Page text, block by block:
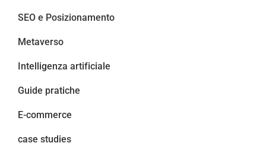
SEO e Posizionamento
Metaverso
Intelligenza artificiale
Guide pratiche
E-commerce
case studies